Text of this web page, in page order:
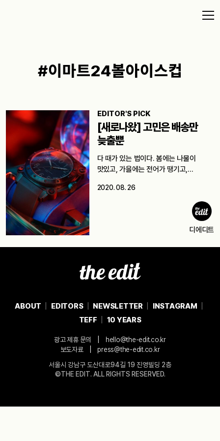
#이마트24볼아이스컵
EDITOR'S PICK
[새로나왔] 고민은 배송만
늦출뿐
다 때가 있는 법이다. 봄에는 나물이
맛있고, 가을에는 전어가 땡기고,…
2020. 08. 26
디에디트
ABOUT EDITORS NEWSLETTER
INSTAGRAM
TEFF
10 YEARS
광고 제휴 문의
hello@the-edit.co.kr
보도자료
press@the-edit.co.kr
서울시 강남구 도산대로94길 19 진영빌딩 2층
©THE EDIT. ALL RIGHTS RESERVED.